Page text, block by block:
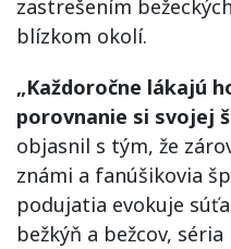
zastrešením
blízkom okolí.
„Každoročne lákajú
porovnanie si svojej
objasnil s tým, že
známi a fanúšikovia
podujatia evokuje
bežkýň a bežcov,